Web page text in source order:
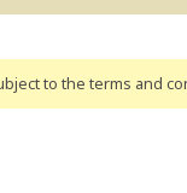
to the terms and